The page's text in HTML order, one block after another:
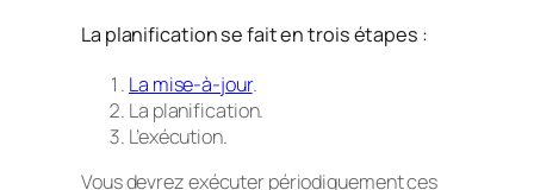
La planification se fait en trois étapes :
La mise-à-jour.
La planification.
L’exécution.
Vous devrez exécuter périodiquement ces